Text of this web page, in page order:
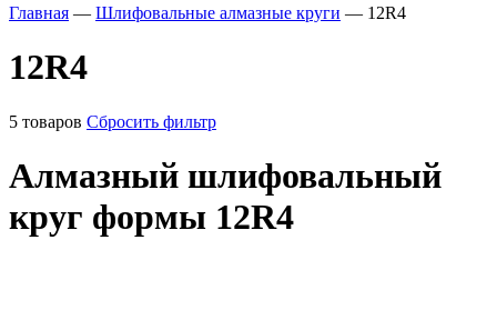
Главная — Шлифовальные алмазные круги — 12R4
12R4
5 товаров Сбросить фильтр
Алмазный шлифовальный
круг формы 12R4